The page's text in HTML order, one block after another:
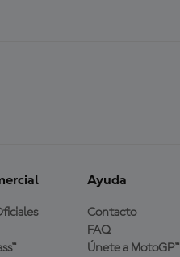
Ayuda
Contacto
FAQ
Únete a MotoGP™